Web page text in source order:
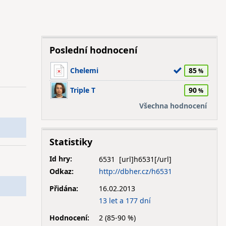
Poslední hodnocení
Chelemi 85
Triple T
90
Všechna hodnocení
Statistiky
Id hry:
6531
Odkaz:
http://dbher.cz/h6531
Přidána:
16.02.2013
13 let a 177 dní
Hodnocení:
2 (85-90 %)